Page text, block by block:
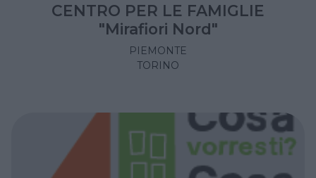
CENTRO PER LE FAMIGLIE
"Mirafiori Nord"
PIEMONTE
TORINO